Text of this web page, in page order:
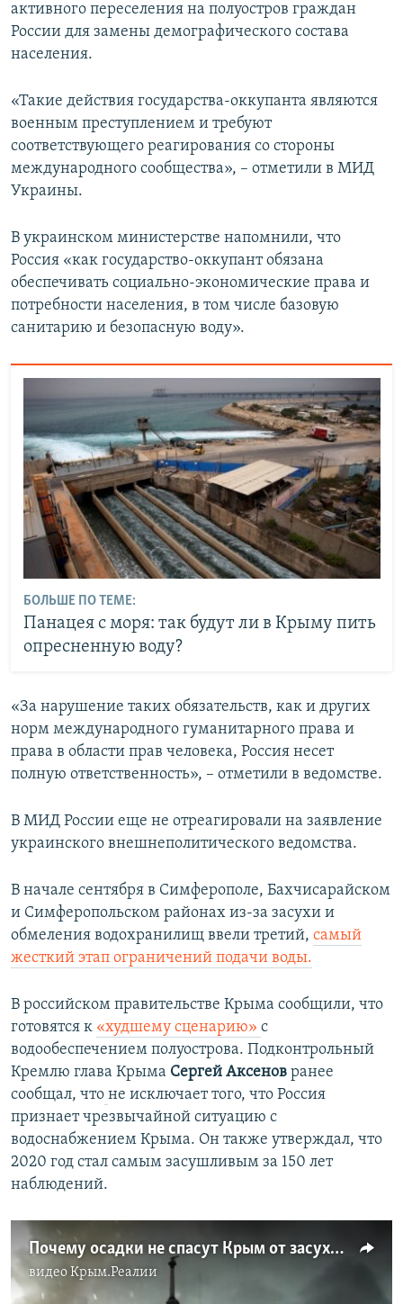
активного переселения на полуостров граждан
России для замены демографического состава
населения.
«Такие действия государства-оккупанта являются
военным преступлением и требуют
соответствующего реагирования со стороны
международного сообщества», – отметили в МИД
Украины.
В украинском министерстве напомнили, что
Россия «как государство-оккупант обязана
обеспечивать социально-экономические права и
потребности населения, в том числе базовую
санитарию и безопасную воду».
БОЛЬШЕ ПО ТЕМЕ:
Панацея с моря: так будут ли в Крыму пить
опресненную воду?
«За нарушение таких обязательств, как и других
норм международного гуманитарного права и
права в области прав человека, Россия несет
полную ответственность», – отметили в ведомстве.
В МИД России еще не отреагировали на заявление
украинского внешнеполитического ведомства.
В начале сентября в Симферополе, Бахчисарайском
и Симферопольском районах из-за засухи и
обмеления водохранилищ ввели третий, самый
жесткий этап ограничений подачи воды.
В российском правительстве Крыма сообщили, что
готовятся к «худшему сценарию» с
водообеспечением полуострова. Подконтрольный
Кремлю глава Крыма Сергей Аксенов ранее
сообщал, что не исключает того, что Россия
признает чрезвычайной ситуацию с
водоснабжением Крыма. Он также утверждал, что
2020 год стал самым засушливым за 150 лет
наблюдений.​
Почему осадки не спасут Крым от засухи | Крым.Реалии ТВ (видео)
видеоКрым.Реалии